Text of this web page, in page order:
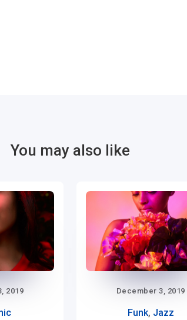
You may also like
2019 December 3, 2019
Funk, Jazz